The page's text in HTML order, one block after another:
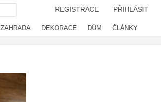
REGISTRACE PŘIHLÁSIT
ZAHRADA DEKORACE DŮM ČLÁNKY